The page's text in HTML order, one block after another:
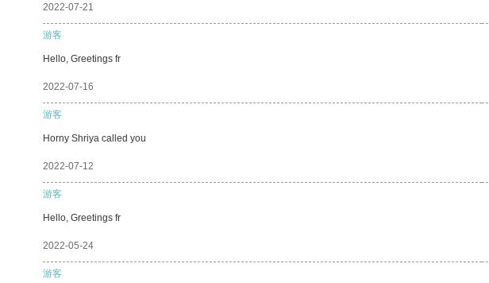
2022-07-21
游客
Hello, Greetings fr
2022-07-16
游客
Horny Shriya called you
2022-07-12
游客
Hello, Greetings fr
2022-05-24
游客